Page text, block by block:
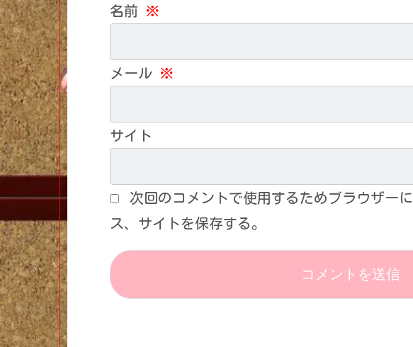
名前 ※
メール ※
サイト
次回のコメントで使用するためブラウザー
ス、サイトを保存する。